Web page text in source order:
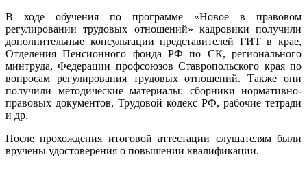
В ходе обучения по программе «Новое в правовом
регулировании трудовых отношений» кадровики получили
дополнительные консультации представителей ГИТ в крае,
Отделения Пенсионного фонда РФ по СК, регионального
минтруда, Федерации профсоюзов Ставропольского края по
вопросам регулирования трудовых отношений. Также они
получили методические материалы: сборники нормативно-
правовых документов, Трудовой кодекс РФ, рабочие тетради
и др.
После прохождения итоговой аттестации слушателям были
вручены удостоверения о повышении квалификации.